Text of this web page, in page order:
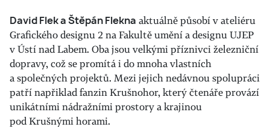
David Flek a Štěpán Flekna aktuálně působí v ateliéru
Grafického designu 2 na Fakultě umění a designu UJEP
v Ústí nad Labem. Oba jsou velkými příznivci železniční
dopravy, což se promítá i do mnoha vlastních
a společných projektů. Mezi jejich nedávnou spolupráci
patří napřiklad fanzin Krušnohor, který čtenáře provází
unikátními nádražními prostory a krajinou
pod Krušnými horami.